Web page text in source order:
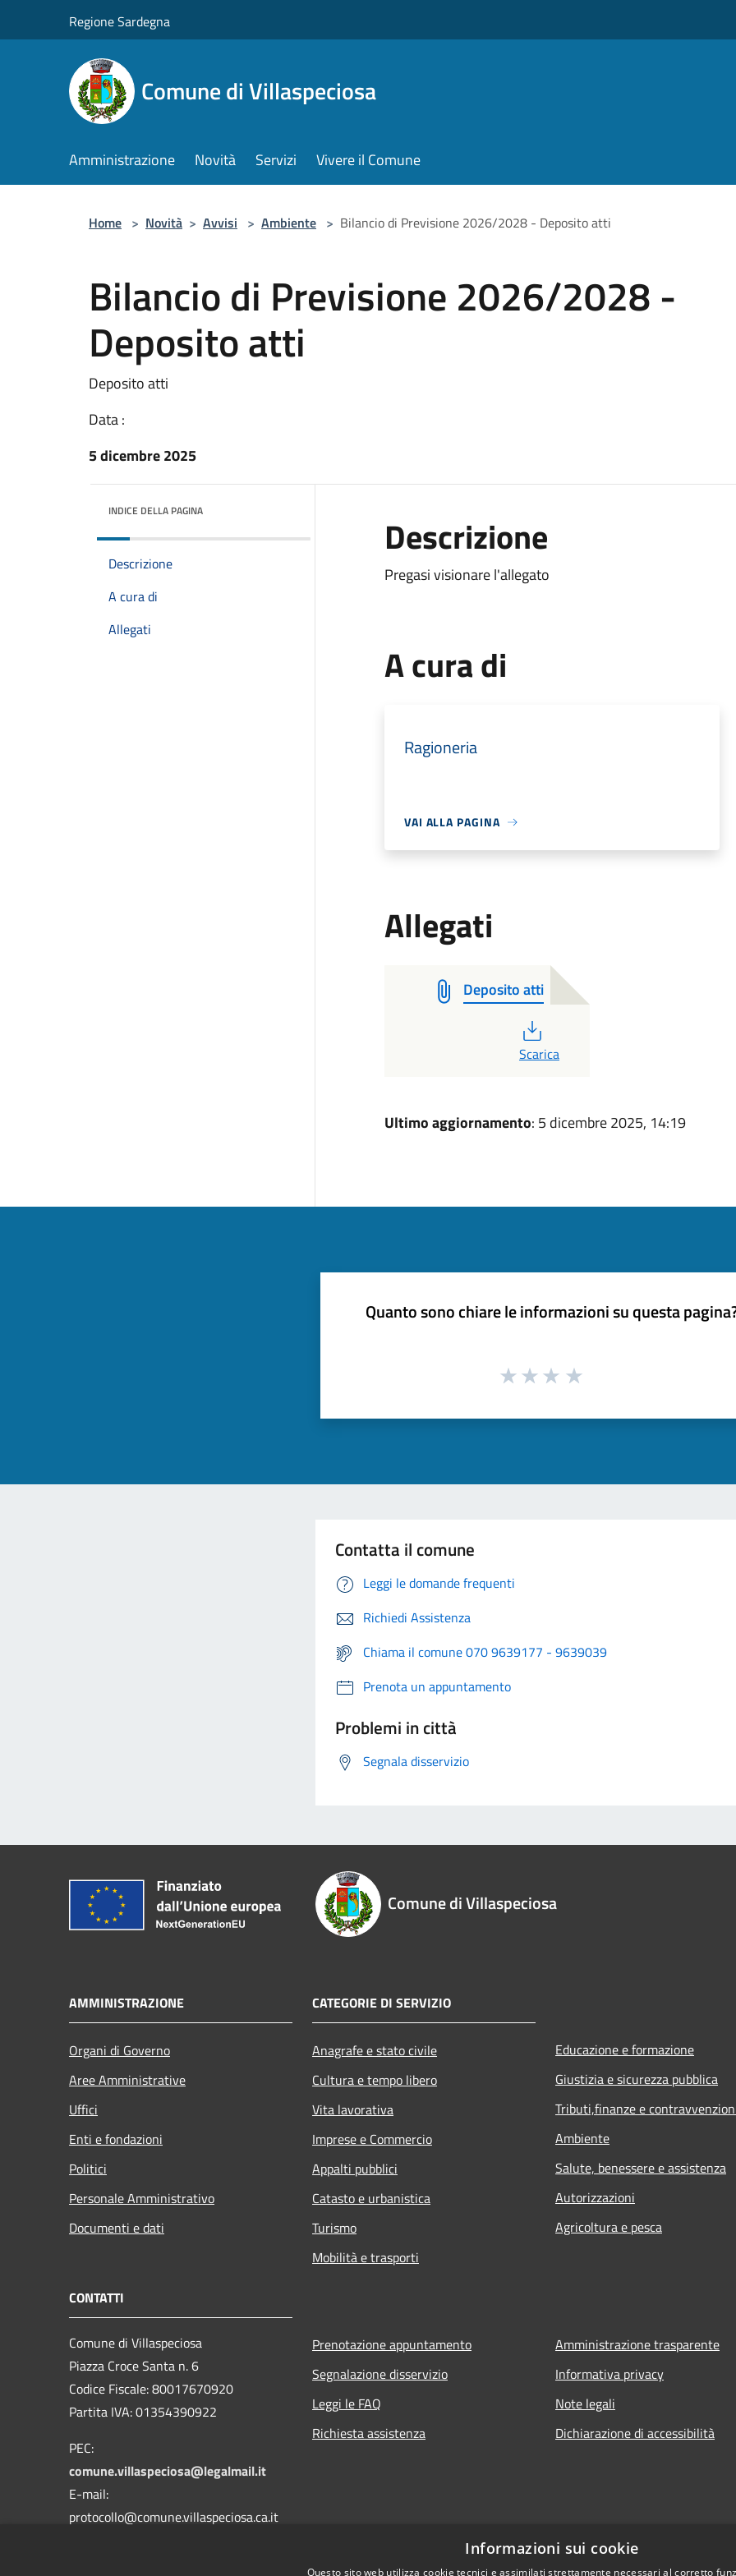
Regione Sardegna
Comune di Villaspeciosa
Amministrazione Novità Servizi Vivere il Comune
Home > Novità > Avvisi > Ambiente > Bilancio di Previsione 2026/2028 - Deposito atti
Bilancio di Previsione 2026/2028 -
Deposito atti
Deposito atti
Data :
5 dicembre 2025
INDICE DELLA PAGINA
Descrizione
A cura di
Allegati
Descrizione
Pregasi visionare l'allegato
A cura di
Ragioneria
VAI ALLA PAGINA
Allegati
Deposito atti
PDF
Scarica
Ultimo aggiornamento: 5 dicembre 2025, 14:19
Quanto sono chiare le informazioni su questa
Contatta il comune
Leggi le domande frequenti
Richiedi Assistenza
Chiama il comune 070 9639177 - 9639039
Prenota un appuntamento
Problemi in città
Segnala disservizio
Comune di Villaspeciosa
AMMINISTRAZIONE
Organi di Governo
Aree Amministrative
Uffici
Enti e fondazioni
Politici
Personale Amministrativo
Documenti e dati
CATEGORIE DI SERVIZIO
Anagrafe e stato civile
Cultura e tempo libero
Vita lavorativa
Imprese e Commercio
Appalti pubblici
Catasto e urbanistica
Turismo
Mobilità e trasporti
Educazione e formazione
Giustizia e sicurezza pubblica
Tributi,finanze e
Ambiente
Salute, benessere e assistenza
Autorizzazioni
Agricoltura e pesca
CONTATTI
Comune di Villaspeciosa
Piazza Croce Santa n. 6
Codice Fiscale: 80017670920
Partita IVA: 01354390922
PEC:
comune.villaspeciosa@legalmail.it
E-mail:
protocollo@comune.villaspeciosa.ca.it
Prenotazione appuntamento
Segnalazione disservizio
Leggi le FAQ
Richiesta assistenza
Amministrazione trasparente
Informativa privacy
Note legali
Dichiarazione di accessibilità
Informazioni sui cookie
Questo sito web utilizza cookie tecnici e assimilati strettamente necessari al corretto